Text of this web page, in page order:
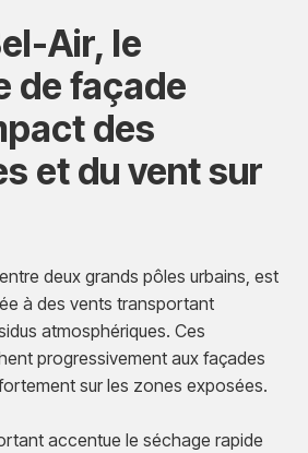
Air, le
de façade
des
et du vent sur
deux grands pôles urbains, est
à des vents transportant
atmosphériques. Ces
progressivement aux façades
sur les zones exposées.
accentue le séchage rapide